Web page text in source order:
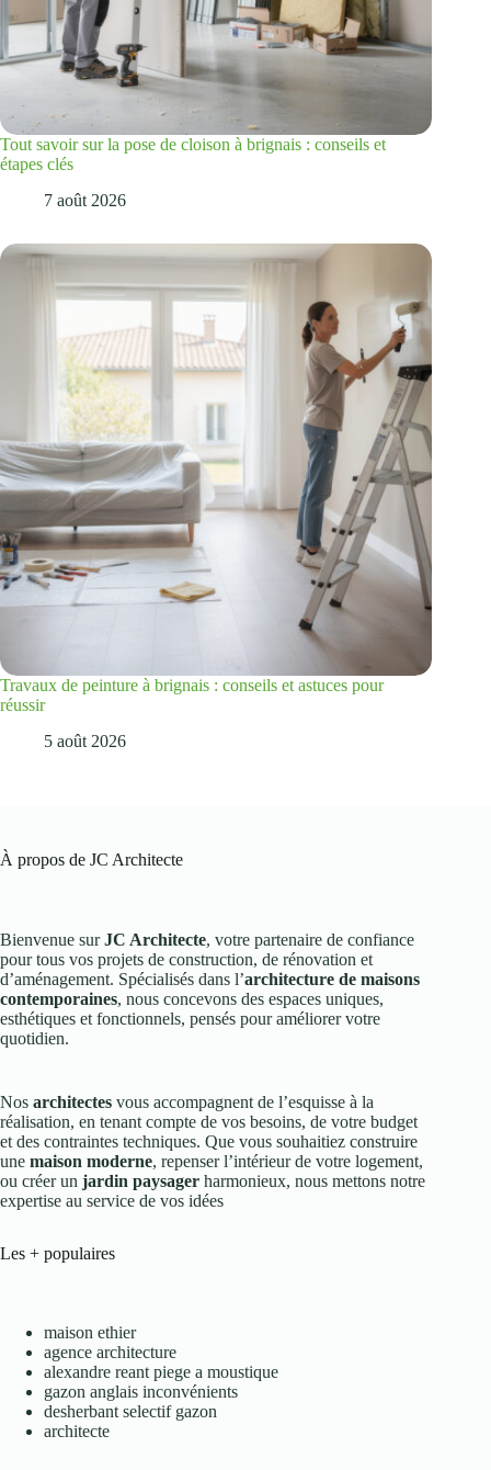
Tout savoir sur la pose de cloison à brignais : conseils et
étapes clés
7 août 2026
Travaux de peinture à brignais : conseils et astuces pour
réussir
5 août 2026
À propos de JC Architecte
Bienvenue surJC Architecte, votre partenaire de confiance
pour tous vos projets de construction, de rénovation et
d’aménagement. Spécialisés dans l’architecture de maisons
contemporaines, nous concevons des espaces uniques,
esthétiques et fonctionnels, pensés pour améliorer votre
quotidien.
Nos architectes vous accompagnent de l’esquisse à la
réalisation, en tenant compte de vos besoins, de votre budget
et des contraintes techniques. Que vous souhaitiez construire
une maison moderne, repenser l’intérieur de votre logement,
ou créer un jardin paysager harmonieux, nous mettons notre
expertise au service de vos idées
Les + populaires
maison ethier
agence architecture
alexandre reant piege a moustique
gazon anglais inconvénients
desherbant selectif gazon
architecte